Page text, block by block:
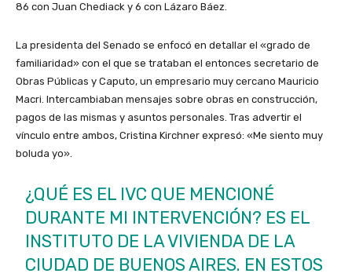
86 con Juan Chediack y 6 con Lázaro Báez.
La presidenta del Senado se enfocó en detallar el «grado de
familiaridad» con el que se trataban el entonces secretario de
Obras Públicas y Caputo, un empresario muy cercano Mauricio
Macri. Intercambiaban mensajes sobre obras en construcción,
pagos de las mismas y asuntos personales. Tras advertir el
vínculo entre ambos, Cristina Kirchner expresó: «Me siento muy
boluda yo».
¿QUÉ ES EL IVC QUE MENCIONÉ
DURANTE MI INTERVENCIÓN? ES EL
INSTITUTO DE LA VIVIENDA DE LA
CIUDAD DE BUENOS AIRES. EN ESTOS